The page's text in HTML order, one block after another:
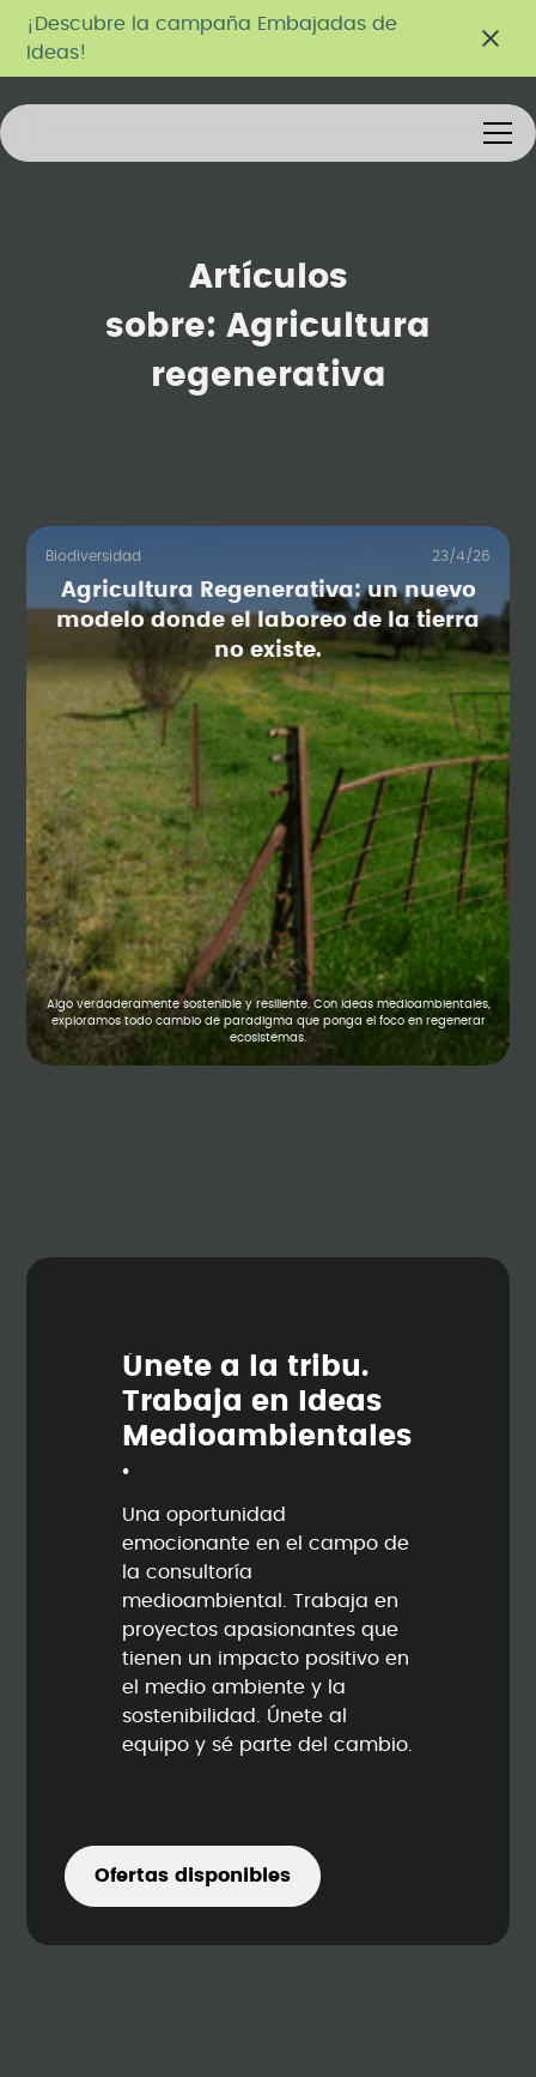
¡Descubre la campaña Embajadas de
Ideas!
Artículos
sobre: Agricultura
regenerativa
Biodiversidad 23/4/26
Agricultura Regenerativa: un nuevo
modelo donde el laboreo de la tierra
no existe.
Algo verdaderamente sostenible y resiliente. Con ideas medioambientales,
exploramos todo cambio de paradigma que ponga el foco en regenerar
ecosistemas.
Únete a la tribu.
Trabaja en Ideas
Medioambienta les
.
Una oportunidad
emocionante en el campo de
la consultoría
medioambiental. Trabaja en
proyectos apasionantes que
tienen un impacto positivo en
el medio ambiente y la
sostenibilidad. Únete al
equipo y sé parte del cambio.
Ofertas disponibles